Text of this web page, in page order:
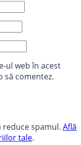
ul web în acest
să comentez.
spamul. Află
tale.